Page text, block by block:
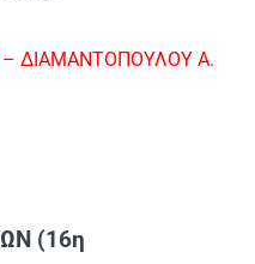
– ΔΙΑΜΑΝΤΟΠΟΥΛΟΥ Α.
(16η